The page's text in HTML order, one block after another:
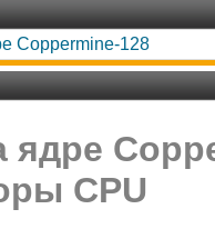
Coppermine-128
CPU